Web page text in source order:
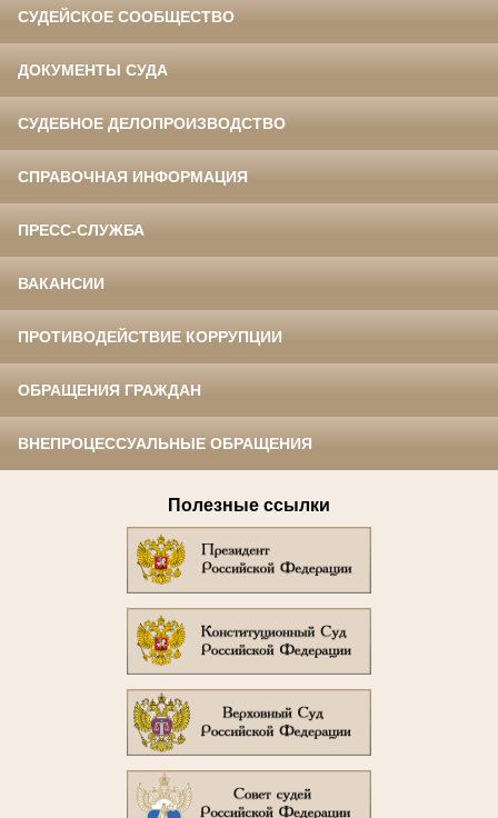
СУДЕЙСКОЕ СООБЩЕСТВО
ДОКУМЕНТЫ СУДА
СУДЕБНОЕ ДЕЛОПРОИЗВОДСТВО
СПРАВОЧНАЯ ИНФОРМАЦИЯ
ПРЕСС-СЛУЖБА
ВАКАНСИИ
ПРОТИВОДЕЙСТВИЕ КОРРУПЦИИ
ОБРАЩЕНИЯ ГРАЖДАН
ВНЕПРОЦЕССУАЛЬНЫЕ ОБРАЩЕНИЯ
Полезные ссылки